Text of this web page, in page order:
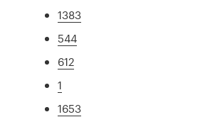
1383
544
612
1
1653